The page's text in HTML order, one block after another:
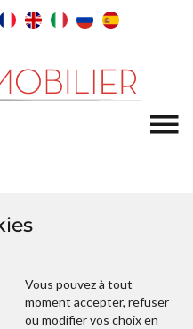
Vous pouvez à tout
moment accepter, refuser
ou modifier vos choix en